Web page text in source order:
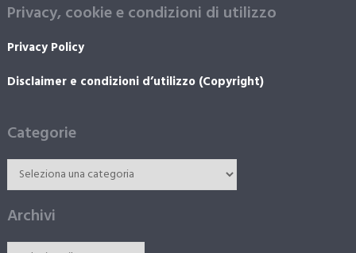
Privacy, cookie e condizioni di utilizzo
Privacy Policy
Disclaimer e condizioni d’utilizzo (Copyright)
Categorie
Archivi